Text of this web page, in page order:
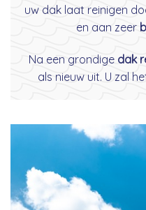
uw dak laat reinigen
en aan zeer
Na een grondige dak
als nieuw uit. U zal